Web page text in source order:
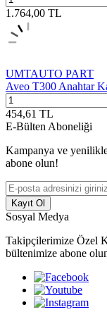
1.764,00 TL
UMTAUTO PART
Aveo T300 Anahtar
454,61 TL
E-Bülten Aboneliği
Kampanya ve
abone olun!
Kayıt Ol
Sosyal Medya
Takipçilerimize Özel
bültenimize abone